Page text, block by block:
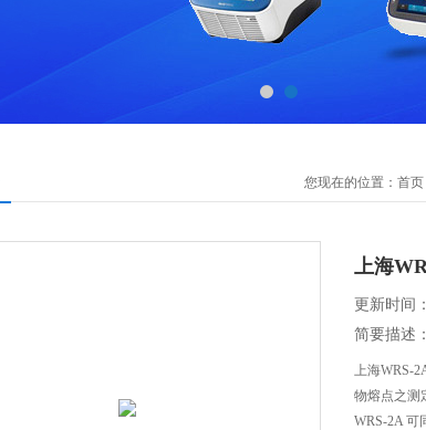
您现在的位置： 首页
上海
更新时间
简要描述：
上海WRS-
物熔点之测
WRS-2A 可